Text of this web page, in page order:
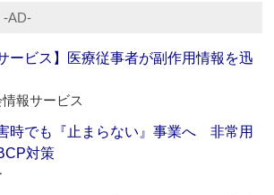
‐AD‐
ービス】医療従事者が副作用情報を迅
報サービス
時でも『止まらない』事業へ 非常用
対策